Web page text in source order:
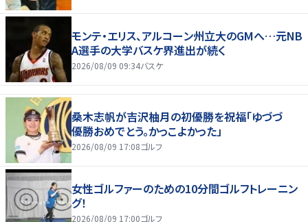
モンテ・エリス、アルコーン州立大のGMへ…元NB
A選手の大学バスケ界進出が続く
2026/08/09 09:34バスケ
桑木志帆が吉沢柚月の初優勝を祝福「ゆづづ
優勝おめでとう。かっこよかった」
2026/08/09 17:08ゴルフ
女性ゴルファーのための10分間ゴルフトレーニン
グ！
2026/08/09 17:00ゴルフ